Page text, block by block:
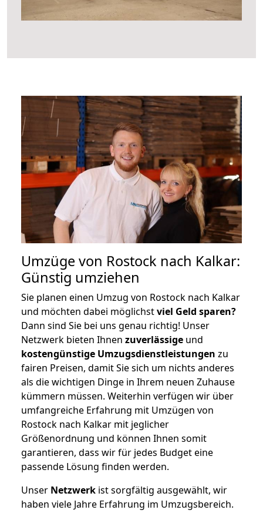
Umzüge von Rostock nach Kalkar:
Günstig umziehen
Sie planen einen Umzug von Rostock nach Kalkar
und möchten dabei möglichstviel Geld sparen?
Dann sind Sie bei uns genau richtig! Unser
Netzwerk bieten Ihnen zuverlässige und
kostengünstige Umzugsdienstleistungen zu
fairen Preisen, damit Sie sich um nichts anderes
als die wichtigen Dinge in Ihrem neuen Zuhause
kümmern müssen. Weiterhin verfügen wir über
umfangreiche Erfahrung mit Umzügen von
Rostock nach Kalkar mit jeglicher
Größenordnung und können Ihnen somit
garantieren, dass wir für jedes Budget eine
passende Lösung finden werden.
Unser Netzwerk ist sorgfältig ausgewählt, wir
haben viele Jahre Erfahrung im Umzugsbereich.